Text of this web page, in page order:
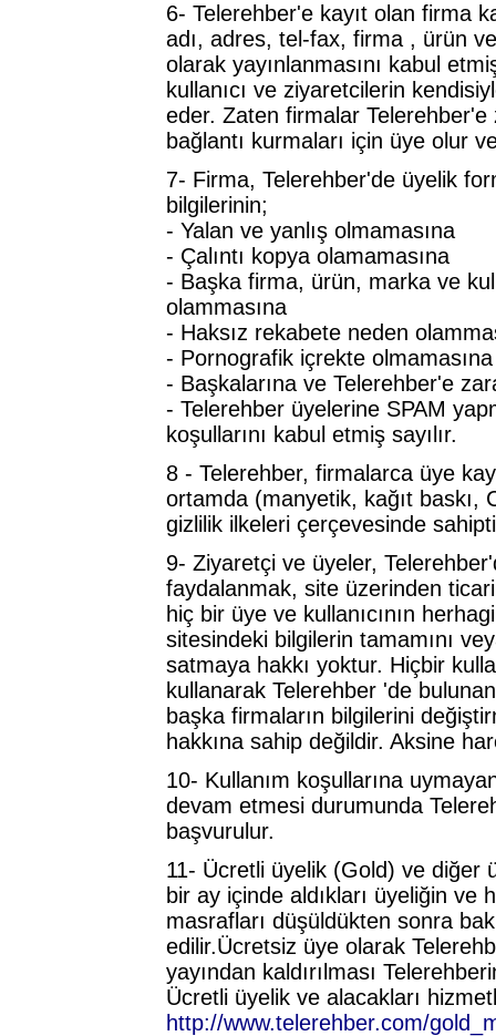
6- Telerehber'e kayıt olan firma
adı, adres, tel-fax, firma , ürün
olarak yayınlanmasını kabul
kullanıcı ve ziyaretcilerin
eder. Zaten firmalar Telerehber'e
bağlantı kurmaları için üye olur
7- Firma, Telerehber'de üyelik
bilgilerinin;
- Yalan ve yanlış olmamasına
- Çalıntı kopya olamamasına
- Başka firma, ürün, marka ve
olammasına
- Haksız rekabete neden
- Pornografik içrekte olmamasına
- Başkalarına ve Telerehber'e
- Telerehber üyelerine SPAM
koşullarını kabul etmiş sayılır.
8 - Telerehber, firmalarca üye
ortamda (manyetik, kağıt baskı,
gizlilik ilkeleri çerçevesinde
9- Ziyaretçi ve üyeler,
faydalanmak, site üzerinden
hiç bir üye ve kullanıcının
sitesindeki bilgilerin tamamını
satmaya hakkı yoktur. Hiçbir
kullanarak Telerehber 'de
başka firmaların bilgilerini
hakkına sahip değildir. Aksine
10- Kullanım koşullarına
devam etmesi durumunda
başvurulur.
11- Ücretli üyelik (Gold) ve diğer
bir ay içinde aldıkları üyeliğin
masrafları düşüldükten sonra
edilir.Ücretsiz üye olarak
yayından kaldırılması
Ücretli üyelik ve alacakları
http://www.telerehber.com/